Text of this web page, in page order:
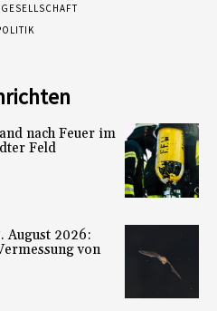
nach Feuer im
Feld
August 2026:
von